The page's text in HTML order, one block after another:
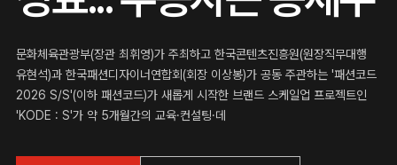
문화체육관광부(장관 최휘영)가 주최하고 한국콘텐츠진흥원(원장직무대행
유현석)과 한국패션디자이너연합회(회장 이상봉)가 공동 주관하는 '패션코드
2026 S/S'(이하 패션코드)가 새롭게 시작한 브랜드 스케일업 프로젝트인
'KODE : S'가 약 5개월간의 교육·컨설팅·데